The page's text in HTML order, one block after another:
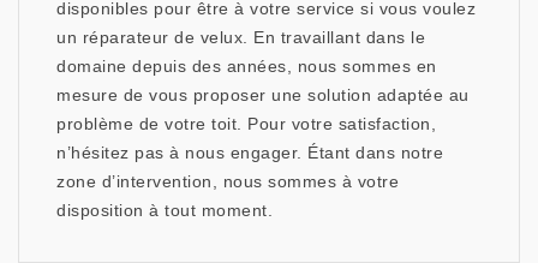
disponibles pour être à votre service si vous voulez
un réparateur de velux. En travaillant dans le
domaine depuis des années, nous sommes en
mesure de vous proposer une solution adaptée au
problème de votre toit. Pour votre satisfaction,
n’hésitez pas à nous engager. Étant dans notre
zone d’intervention, nous sommes à votre
disposition à tout moment.